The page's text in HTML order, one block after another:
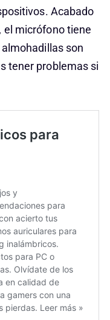
Acabado
el micrófono tiene
son
tener problemas si